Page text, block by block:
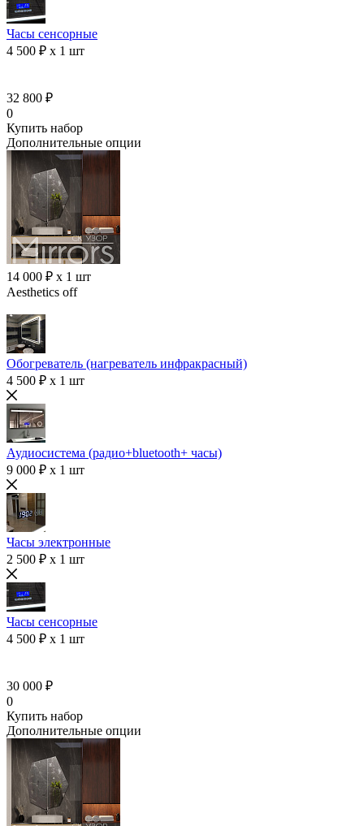
Часы сенсорные
4 500 ₽ x 1 шт
32 800 ₽
0
Купить набор
Дополнительные опции
14 000 ₽ x 1 шт
Aesthetics off
Обогреватель (нагреватель инфракрасный)
4 500 ₽ x 1 шт
Аудиосистема (радио+bluetooth+ часы)
9 000 ₽ x 1 шт
Часы электронные
2 500 ₽ x 1 шт
Часы сенсорные
4 500 ₽ x 1 шт
30 000 ₽
0
Купить набор
Дополнительные опции